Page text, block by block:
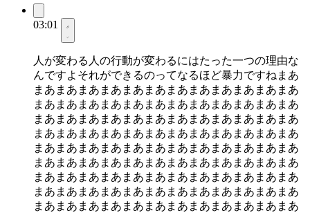
03:01
人が変わる人の行動が変わるにはたった一つの理由な
んですよそれができるのってなるほど暴力ですねまあ
まあまあまあまあまあまあまあまあまあまあまあまあ
まあまあまあまあまあまあまあまあまあまあまあまあ
まあまあまあまあまあまあまあまあまあまあまあまあ
まあまあまあまあまあまあまあまあまあまあまあまあ
まあまあまあまあまあまあまあまあまあまあまあまあ
まあまあまあまあまあまあまあまあまあまあまあまあ
まあまあまあまあまあまあまあまあまあまあまあまあ
まあまあまあまあまあまあまあまあまあまあまあまあ
まあまあまあまあまあまあまあまあまあまあまあまあ